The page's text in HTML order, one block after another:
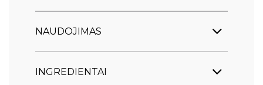
NAUDOJIMAS
INGREDIENTAI